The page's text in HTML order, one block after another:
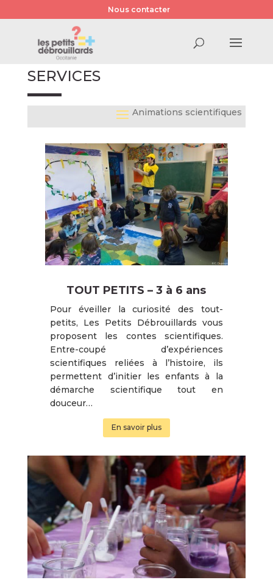
Nous contacter
SERVICES
Animations scientifiques
TOUT PETITS – 3 à 6 ans
Pour éveiller la curiosité des tout-
petits, Les Petits Débrouillards vous
proposent les contes scientifiques.
Entre-coupé d’expériences
scientifiques reliées à l’histoire, ils
permettent d’initier les enfants à la
démarche scientifique tout en
douceur…
En savoir plus